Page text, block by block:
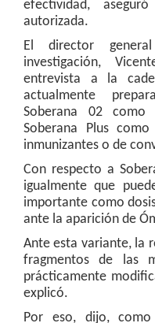
efectividad,
autorizada.
El director
investigación,
entrevista a la
actualmente
Soberana 02
Soberana Plus
inmunizantes o de
Con respecto a
igualmente que
importante como
ante la aparición de
Ante esta variante, la
fragmentos de las
prácticamente
explicó.
Por eso, dijo,